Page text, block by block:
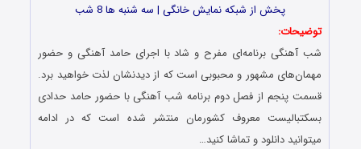
پخش از شبکه نمایش خانگی | سه شنبه ها 8 شب
توضیحات:
شب آهنگی برنامه‌ای مفرح و شاد با اجرای حامد آهنگی و حضور
مهمان‌های مشهور و محبوبی است که از دیدنشان لذت خواهید برد.
قسمت پنجم از فصل دوم برنامه شب آهنگی با حضور حامد حدادی
بسکتبالیست معروف کشورمان منتشر شده است که در ادامه
میتوانید دانلود و تماشا کنید…